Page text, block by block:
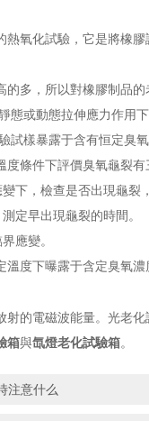
化試驗，它是將橡膠
，所以對橡膠制品的
態或動態拉伸應力作用
試樣暴露于含有恒定臭
條件下評價臭氧龜裂有
，檢查是否出現龜裂，
早出現龜裂的時間。
應變。
度下曝露于含定臭氧
的電磁波能量。光老
箱與氙燈老化試驗箱。
注意什么